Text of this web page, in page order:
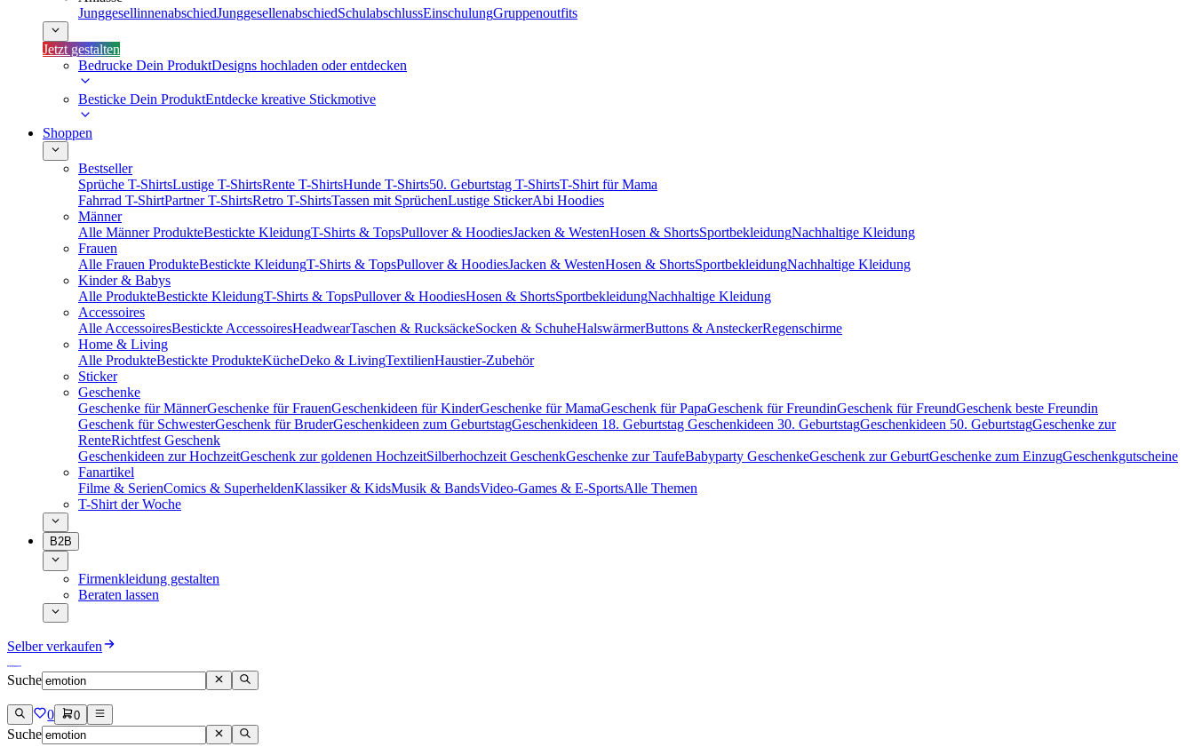
JunggesellinnenabschiedJunggesellenabschiedSchulabschlussEinschulungGruppenoutfits
Jetzt gestalten
Bedrucke Dein ProduktDesigns hochladen oder entdecken
Besticke Dein ProduktEntdecke kreative Stickmotive
Shoppen
Bestseller
Sprüche T-ShirtsLustige T-ShirtsRente T-ShirtsHunde T-Shirts50. Geburtstag T-ShirtsT-Shirt für Mama
Fahrrad T-ShirtPartner T-ShirtsRetro T-ShirtsTassen mit SprüchenLustige StickerAbi Hoodies
Männer
Alle Männer ProdukteBestickte KleidungT-Shirts & TopsPullover & HoodiesJacken & WestenHosen & ShortsSportbekleidungNachhaltige Kleidung
Frauen
Alle Frauen ProdukteBestickte KleidungT-Shirts & TopsPullover & HoodiesJacken & WestenHosen & ShortsSportbekleidungNachhaltige Kleidung
Kinder & Babys
Alle ProdukteBestickte KleidungT-Shirts & TopsPullover & HoodiesHosen & ShortsSportbekleidungNachhaltige Kleidung
Accessoires
Alle AccessoiresBestickte AccessoiresHeadwearTaschen & RucksäckeSocken & SchuheHalswärmerButtons & AnsteckerRegenschirme
Home & Living
Alle ProdukteBestickte ProdukteKücheDeko & LivingTextilienHaustier-Zubehör
Sticker
Geschenke
Geschenke für MännerGeschenke für FrauenGeschenkideen für KinderGeschenke für MamaGeschenk für PapaGeschenk für FreundinGeschenk für FreundGeschenk beste Freundin
Geschenk für SchwesterGeschenk für BruderGeschenkideen zum GeburtstagGeschenkideen 18. Geburtstag Geschenkideen 30. GeburtstagGeschenkideen 50. GeburtstagGeschenke zur
RenteRichtfest Geschenk
Geschenkideen zur HochzeitGeschenk zur goldenen HochzeitSilberhochzeit GeschenkGeschenke zur TaufeBabyparty GeschenkeGeschenk zur GeburtGeschenke zum EinzugGeschenkgutscheine
Fanartikel
Filme & SerienComics & SuperheldenKlassiker & KidsMusik & BandsVideo-Games & E-SportsAlle Themen
T-Shirt der Woche
B2B
Firmenkleidung gestalten
Beraten lassen
Selber verkaufen
Suche
0 0
Suche